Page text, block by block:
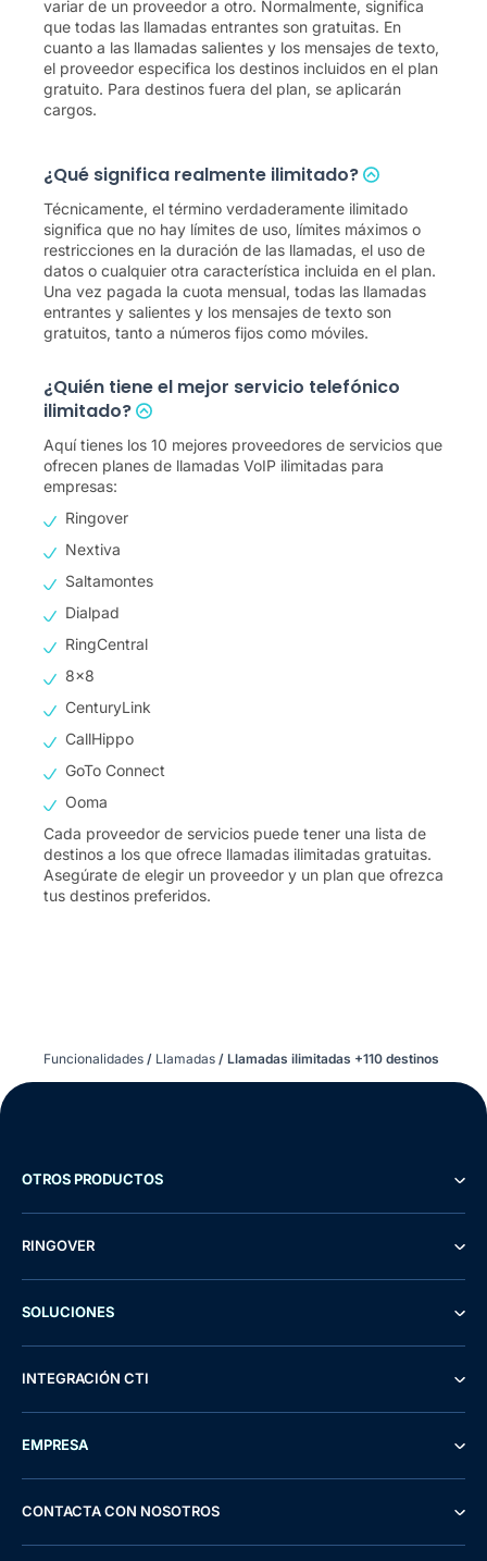
variar de un proveedor a otro. Normalmente, significa
que todas las llamadas entrantes son gratuitas. En
cuanto a las llamadas salientes y los mensajes de texto,
el proveedor especifica los destinos incluidos en el plan
gratuito. Para destinos fuera del plan, se aplicarán
cargos.
¿Qué significa realmente ilimitado?
Técnicamente, el término verdaderamente ilimitado
significa que no hay límites de uso, límites máximos o
restricciones en la duración de las llamadas, el uso de
datos o cualquier otra característica incluida en el plan.
Una vez pagada la cuota mensual, todas las llamadas
entrantes y salientes y los mensajes de texto son
gratuitos, tanto a números fijos como móviles.
¿Quién tiene el mejor servicio telefónico
ilimitado?
Aquí tienes los 10 mejores proveedores de servicios que
ofrecen planes de llamadas VoIP ilimitadas para
empresas:
Ringover
Nextiva
Saltamontes
Dialpad
RingCentral
8×8
CenturyLink
CallHippo
GoTo Connect
Ooma
Cada proveedor de servicios puede tener una lista de
destinos a los que ofrece llamadas ilimitadas gratuitas.
Asegúrate de elegir un proveedor y un plan que ofrezca
tus destinos preferidos.
Funcionalidades / Llamadas / Llamadas ilimitadas +110 destinos
OTROS PRODUCTOS
RINGOVER
SOLUCIONES
INTEGRACIÓN CTI
EMPRESA
CONTACTA CON NOSOTROS